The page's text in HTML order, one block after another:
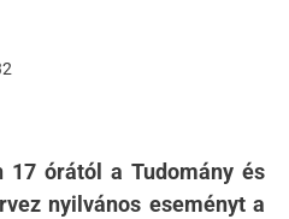
17 órától a Tudomány és
nyilvános eseményt a